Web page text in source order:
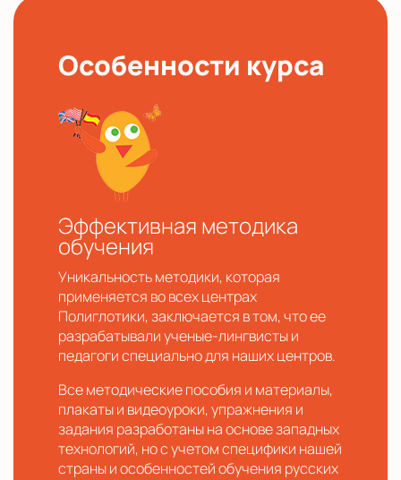
Особенности курса
Эффективная методика
обучения
Уникальность методики, которая
применяется во всех центрах
Полиглотики, заключается в том, что ее
разрабатывали ученые-лингвисты и
педагоги специально для наших центров.
Все методические пособия и материалы,
плакаты и видеоуроки, упражнения и
задания разработаны на основе западных
технологий, но с учетом специфики нашей
страны и особенностей обучения русских